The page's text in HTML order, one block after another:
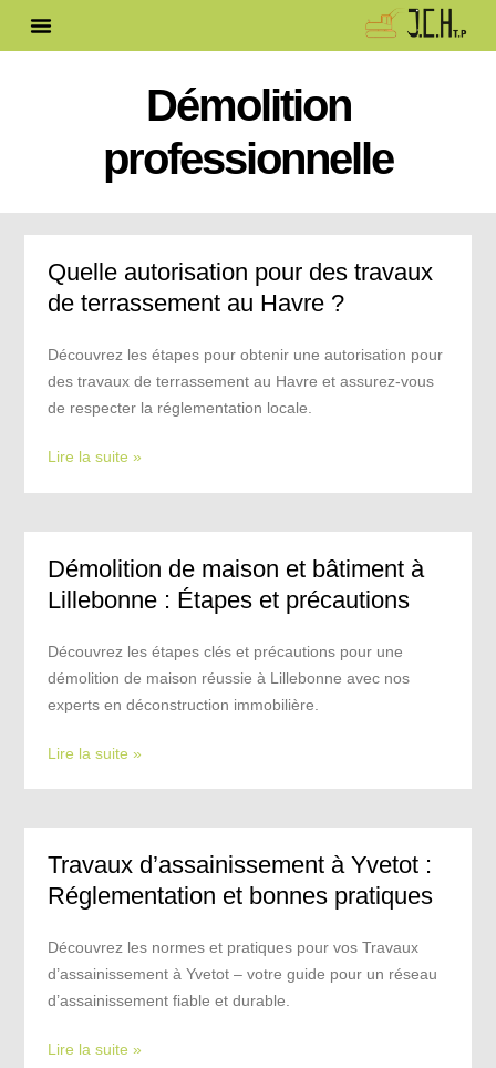
Démolition
professionnelle
Quelle autorisation pour des travaux
de terrassement au Havre ?
Découvrez les étapes pour obtenir une autorisation pour
des travaux de terrassement au Havre et assurez-vous
de respecter la réglementation locale.
Lire la suite »
Démolition de maison et bâtiment à
Lillebonne : Étapes et précautions
Découvrez les étapes clés et précautions pour une
démolition de maison réussie à Lillebonne avec nos
experts en déconstruction immobilière.
Lire la suite »
Travaux d’assainissement à Yvetot :
Réglementation et bonnes pratiques
Découvrez les normes et pratiques pour vos Travaux
d’assainissement à Yvetot – votre guide pour un réseau
d’assainissement fiable et durable.
Lire la suite »